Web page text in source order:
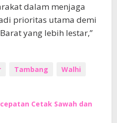
dalam menjaga
prioritas utama demi
yang lebih lestar,”
Tambang Walhi
Cetak Sawah dan